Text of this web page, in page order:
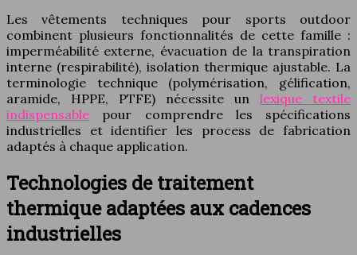
Les vêtements techniques pour sports outdoor
combinent plusieurs fonctionnalités de cette famille :
imperméabilité externe, évacuation de la transpiration
interne (respirabilité), isolation thermique ajustable. La
terminologie technique (polymérisation, gélification,
aramide, HPPE, PTFE) nécessite un lexique textile
indispensable pour comprendre les spécifications
industrielles et identifier les process de fabrication
adaptés à chaque application.
Technologies de traitement
thermique adaptées aux cadences
industrielles